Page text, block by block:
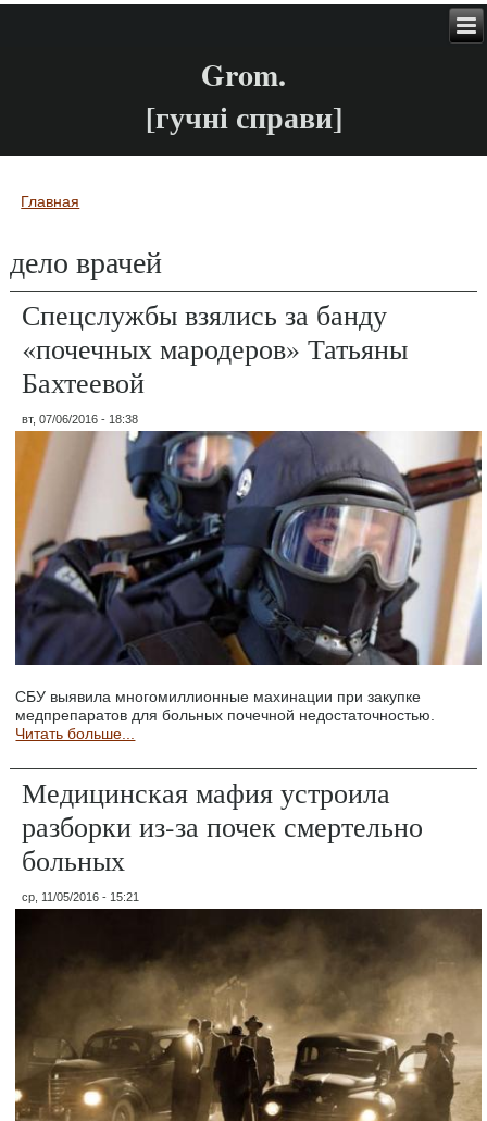
Grom.
[гучні справи]
Вы здесь
Главная
дело врачей
Спецслужбы взялись за банду
«почечных мародеров» Татьяны
Бахтеевой
вт, 07/06/2016 - 18:38
СБУ выявила многомиллионные махинации при закупке
медпрепаратов для больных почечной недостаточностью.
Читать больше...
Медицинская мафия устроила
разборки из-за почек смертельно
больных
ср, 11/05/2016 - 15:21